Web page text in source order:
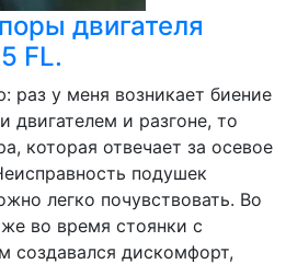
двигателя
FL.
раз у меня возникает биение
и разгоне, то
которая отвечает за осевое
подушек
легко почувствовать. Во
во время стоянки с
создавался дискомфорт,